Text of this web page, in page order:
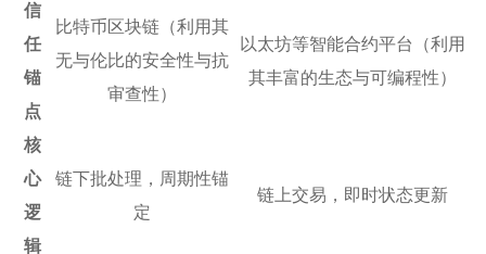
信
任
锚
点
比特币区块链（利用其
无与伦比的安全性与抗
审查性）
以太坊等智能合约平台（利用
其丰富的生态与可编程性）
核
心
逻
辑
链下批处理，周期性锚
定
链上交易，即时状态更新